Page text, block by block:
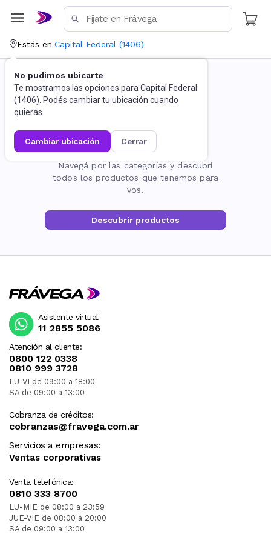
Estás en Capital Federal (1406)
No pudimos ubicarte
Te mostramos las opciones para Capital Federal
(1406). Podés cambiar tu ubicación cuando
quieras.
cambiar ubicación cerrar
La página no existe
Navegá por las categorías y descubrí
todos los productos que tenemos para
vos.
Descubrir productos
Atención al cliente:
0800 122 0338
0810 999 3728
LU-VI de 09:00 a 18:00
SA de 09:00 a 13:00
Cobranza de créditos:
cobranzas@fravega.com.ar
Servicios a empresas:
Ventas corporativas
Venta telefónica:
0810 333 8700
LU-MIE de 08:00 a 23:59
JUE-VIE de 08:00 a 20:00
SA de 09:00 a 13:00
Asistente virtual
11 2855 5086